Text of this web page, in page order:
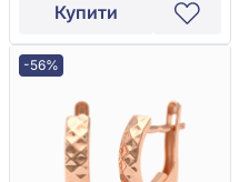
Купити
-56%